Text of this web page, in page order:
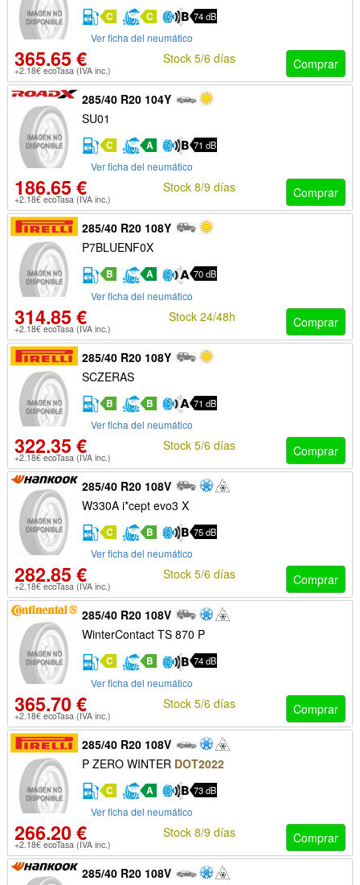
C C 74 dB
Ver ficha del neumático
365.65 €
+2.18€ ecoTasa (IVA inc.) Comprar
Stock 5/6 días
285/40 R20 104Y
SU01
C A 71 dB
Ver ficha del neumático
186.65 €
+2.18€ ecoTasa (IVA inc.) Comprar
Stock 8/9 días
285/40 R20 108Y
P7BLUENF0X
B A 70 dB
Ver ficha del neumático
314.85 €
+2.18€ ecoTasa (IVA inc.) Comprar
Stock 24/48h
285/40 R20 108Y
SCZERAS
B B 71 dB
Ver ficha del neumático
322.35 €
+2.18€ ecoTasa (IVA inc.) Comprar
Stock 5/6 días
285/40 R20 108V
W330A i*cept evo3 X
C B 75 dB
Ver ficha del neumático
282.85 €
+2.18€ ecoTasa (IVA inc.) Comprar
Stock 5/6 días
285/40 R20 108V
WinterContact TS 870 P
C B 74 dB
Ver ficha del neumático
365.70 €
+2.18€ ecoTasa (IVA inc.) Comprar
Stock 5/6 días
285/40 R20 108V
P ZERO WINTER DOT2022
C A 73 dB
Ver ficha del neumático
266.20 €
+2.18€ ecoTasa (IVA inc.) Comprar
Stock 8/9 días
285/40 R20 108V